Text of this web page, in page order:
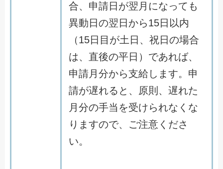
合、申請日が翌月になっても
異動日の翌日から15日以内
（15日目が土日、祝日の場合
は、直後の平日）であれば、
申請月分から支給します。申
請が遅れると、原則、遅れた
月分の手当を受けられなくな
りますので、ご注意くださ
い。